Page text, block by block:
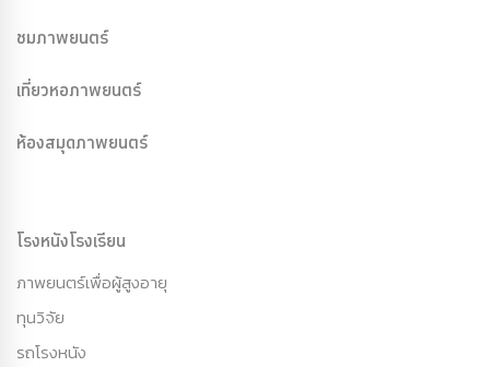
ชมภาพยนตร์
เที่ยวหอภาพยนตร์
ห้องสมุดภาพยนตร์
โรงหนังโรงเรียน
ภาพยนตร์เพื่อผู้สูงอายุ
ทุนวิจัย
รถโรงหนัง